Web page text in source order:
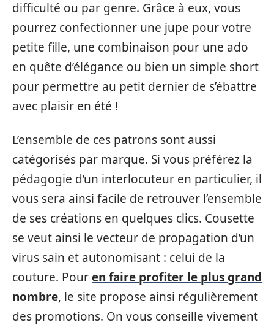
difficulté ou par genre. Grâce à eux, vous
pourrez confectionner une jupe pour votre
petite fille, une combinaison pour une ado
en quête d’élégance ou bien un simple short
pour permettre au petit dernier de s’ébattre
avec plaisir en été !
L’ensemble de ces patrons sont aussi
catégorisés par marque. Si vous préférez la
pédagogie d’un interlocuteur en particulier, il
vous sera ainsi facile de retrouver l’ensemble
de ses créations en quelques clics. Cousette
se veut ainsi le vecteur de propagation d’un
virus sain et autonomisant : celui de la
couture. Pouren faire profiter le plus grand
nombre, le site propose ainsi régulièrement
des promotions. On vous conseille vivement